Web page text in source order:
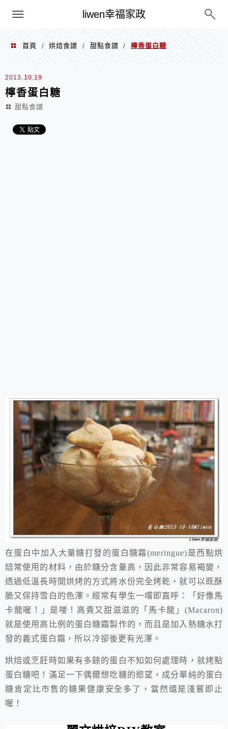
liwen幸福家政
menu
首頁 / 烘焙食譜 / 甜點食譜 / 檸香蛋白糖
2013.10.19
檸香蛋白糖
甜點食譜
在蛋白中加入大量糖打發的蛋白糖霜(meringue)是西點烘
焙常使用的材料，由於糖分含量高，因此非常容易褐變，
透過低溫長時間烘烤的方式將水份完全烤乾，就可以既酥
脆又保持雪白的色澤。經常有學生一嚐即直呼：「好像馬
卡龍喔！」是喽！高貴又甜滋滋的「馬卡龍」 (Macaron)
就是使用高比例的蛋白糖霜製作的，而且是加入熱糖水打
發的義式蛋白霜，所以冷卻後更有光澤。
烘焙或烹飪時如果有多餘的蛋白不知如何處理時，就烤點
蛋白糖吧！滿足一下偶爾想吃糖的慾望，成分單純的蛋白
糖肯定比市售的糖果健康安全多了，當然還是淺嘗即止
喔！